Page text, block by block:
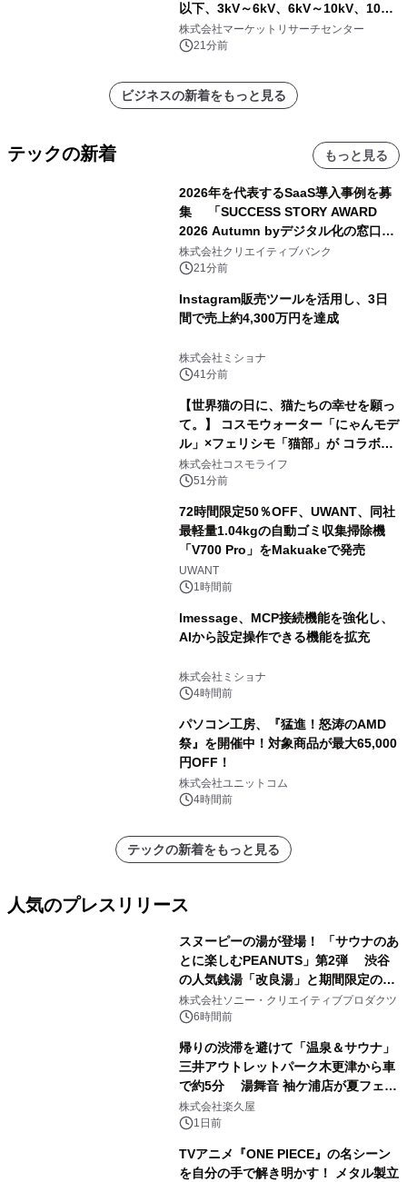
以下、3kV～6kV、6kV～10kV、10kV
超）・分析レポートを発表
株式会社マーケットリサーチセンター
21分前
ビジネスの新着をもっと見る
テックの新着 もっと見る
2026年を代表するSaaS導入事例を募
集 「SUCCESS STORY AWARD
2026 Autumn byデジタル化の窓口」
開催
株式会社クリエイティブバンク
21分前
Instagram販売ツールを活用し、3日
間で売上約4,300万円を達成
株式会社ミショナ
41分前
【世界猫の日に、猫たちの幸せを願っ
て。】 コスモウォーター「にゃんモデ
ル」×フェリシモ「猫部」が コラボキ
ャンペーンを実施
株式会社コスモライフ
51分前
72時間限定50％OFF、UWANT、同社
最軽量1.04kgの自動ゴミ収集掃除機
「V700 Pro」をMakuakeで発売
UWANT
1時間前
lmessage、MCP接続機能を強化し、
AIから設定操作できる機能を拡充
株式会社ミショナ
4時間前
パソコン工房、『猛進！怒涛のAMD
祭』を開催中！対象商品が最大65,000
円OFF！
株式会社ユニットコム
4時間前
テックの新着をもっと見る
人気のプレスリリース
スヌーピーの湯が登場！ 「サウナのあ
とに楽しむPEANUTS」第2弾 渋谷
の人気銭湯「改良湯」と期間限定のコ
ラボレーション サウナイキタイコラ
ボグッズも発売決定！
株式会社ソニー・クリエイティブプロダクツ
6時間前
帰りの渋滞を避けて「温泉＆サウナ」
三井アウトレットパーク木更津から車
で約5分 湯舞音 袖ケ浦店が夏フェア
メニューを提供
株式会社楽久屋
1日前
TVアニメ『ONE PIECE』の名シーン
を自分の手で解き明かす！ メタル製立